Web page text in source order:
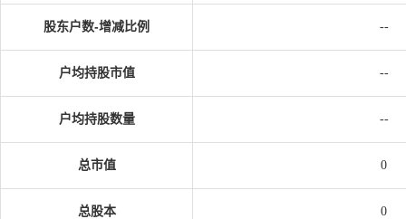
股东户数-增减比例 --
户均持股市值 --
户均持股数量 --
总市值 0
总股本 0